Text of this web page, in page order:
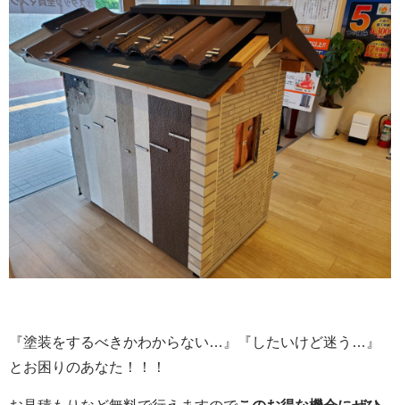
『塗装をするべきかわからない…』『したいけど迷う…』
とお困りのあなた！！！